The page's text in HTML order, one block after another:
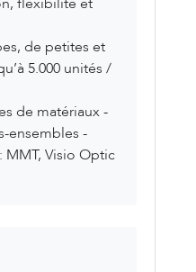
de petites et
5.000 unités /
de matériaux -
ensembles -
MMT, Visio Optic